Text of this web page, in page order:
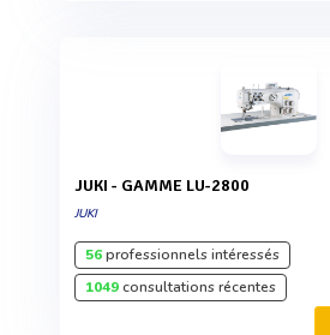
JUKI - GAMME LU-2800
JUKI
56professionnels intéressés
1049consultations récentes